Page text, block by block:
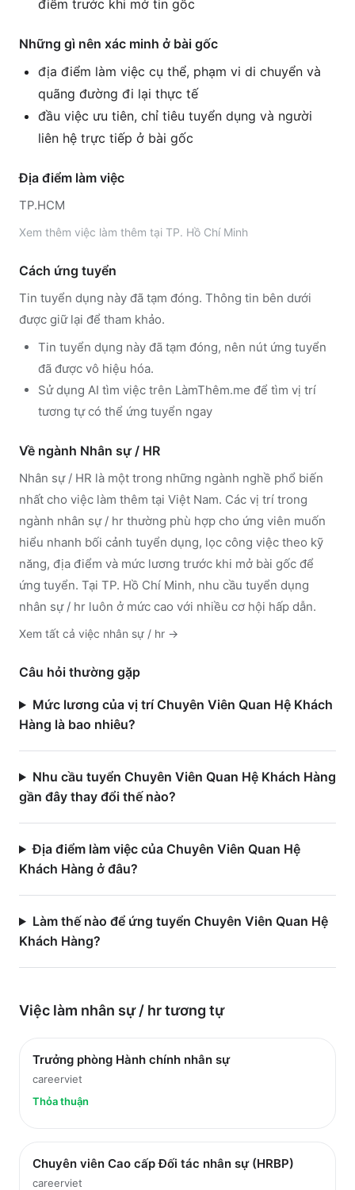
điểm trước khi mở tin gốc
Những gì nên xác minh ở bài gốc
địa điểm làm việc cụ thể, phạm vi di chuyển và
quãng đường đi lại thực tế
đầu việc ưu tiên, chỉ tiêu tuyển dụng và người
liên hệ trực tiếp ở bài gốc
Địa điểm làm việc
TP.HCM
Xem thêm việc làm thêm tại TP. Hồ Chí Minh
Cách ứng tuyển
Tin tuyển dụng này đã tạm đóng. Thông tin bên dưới
được giữ lại để tham khảo.
Tin tuyển dụng này đã tạm đóng, nên nút ứng tuyển
đã được vô hiệu hóa.
Sử dụng AI tìm việc trên LàmThêm.me để tìm vị trí
tương tự có thể ứng tuyển ngay
Về ngành Nhân sự / HR
Nhân sự / HR là một trong những ngành nghề phổ biến
nhất cho việc làm thêm tại Việt Nam. Các vị trí trong
ngành nhân sự / hr thường phù hợp cho ứng viên muốn
hiểu nhanh bối cảnh tuyển dụng, lọc công việc theo kỹ
năng, địa điểm và mức lương trước khi mở bài gốc để
ứng tuyển. Tại TP. Hồ Chí Minh, nhu cầu tuyển dụng
nhân sự / hr luôn ở mức cao với nhiều cơ hội hấp dẫn.
Xem tất cả việc nhân sự / hr →
Câu hỏi thường gặp
Mức lương của vị trí Chuyên Viên Quan Hệ Khách
Hàng là bao nhiêu?
Nhu cầu tuyển Chuyên Viên Quan Hệ Khách Hàng
gần đây thay đổi thế nào?
Địa điểm làm việc của Chuyên Viên Quan Hệ
Khách Hàng ở đâu?
Làm thế nào để ứng tuyển Chuyên Viên Quan Hệ
Khách Hàng?
Việc làm nhân sự / hrtương tự
Trưởng phòng Hành chính nhân sự
careerviet
Thỏa thuận
Chuyên viên Cao cấp Đối tác nhân sự (HRBP)
careerviet